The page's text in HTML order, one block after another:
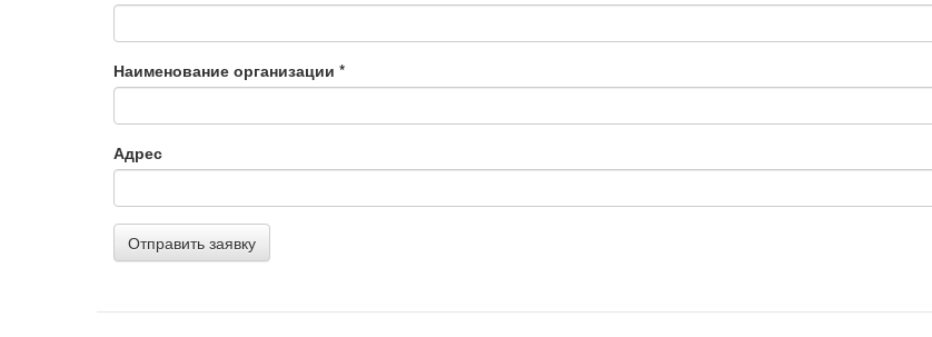
Наименование организации *
Адрес
Отправить заявку